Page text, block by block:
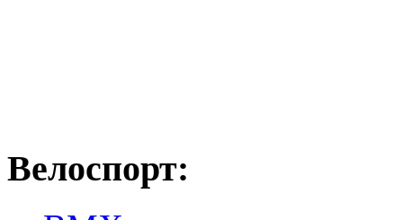
Велоспорт: